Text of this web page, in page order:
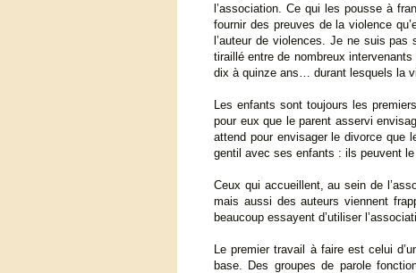
l’association. Ce qui les pousse à
fournir des preuves de la violence
l’auteur de violences. Je ne suis
tiraillé entre de nombreux
dix à quinze ans… durant lesquels la
Les enfants sont toujours les
pour eux que le parent asservi
attend pour envisager le divorce que
gentil avec ses enfants : ils peuvent
Ceux qui accueillent, au sein de
mais aussi des auteurs viennent
beaucoup essayent d’utiliser
Le premier travail à faire est celui
base. Des groupes de parole